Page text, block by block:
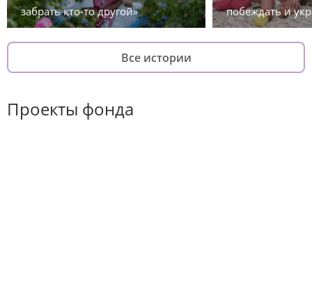
забрать кто-то другой»
побеждать и
Все истории
Проекты фонда